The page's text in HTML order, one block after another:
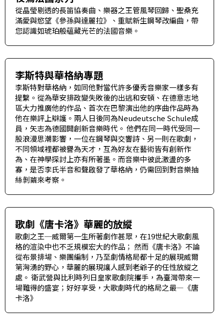
從晶瑩剔透的長笛協奏曲、樂器之王管風琴回歸、聖桑充
滿愛與慾望《參孫與達麗拉》、重賦新生鋼琴改編曲，帶
您認識如琥珀般蘊藏光芒的法國音樂。
李斯特與華格納專題
李斯特對華格納，如同他對當代許多優秀音樂家一樣多有
提繫。從為華安排政變失敗後的出逃和安頓、在德意志地
區大力推廣他的作品、首次在巴黎演出他的序曲作品時為
他在樂評上辯護。兩人日後同為Neudeutsche Schule成
員，矢志為德國開創新音樂時代。 他們在同一時代受同一
股浪漫思潮影響，一位在鋼琴與交響詩、另一則在歌劇，
不同領域裡都被譽為天才，互為好友在藝術皆有創新作
為、在神學探討上亦有所著墨。而音樂中彼此激盪的多
寡，是否李氏半音和聲啟發了華格納，仍需回到對音樂抽
絲剝繭來考察。
歌劇《唐卡洛》華麗的放縱
歌劇之王─威爾第一生所著劇作甚眾，在19世紀大歌劇風
格的渲染中也不乏規模宏大的作品； 然而《唐卡洛》不論
從布景排場、樂團編制，乃至劇情格局都十足的展現威爾
第洶湧的野心，華麗的展現讓人感到老爺子的任性放縱之
處。 衛武營與比利時列日皇家歌劇院攜手，為臺灣帶來一
場難得的盛宴；好好享受，大歌劇時代的格局之最—《唐
卡洛》